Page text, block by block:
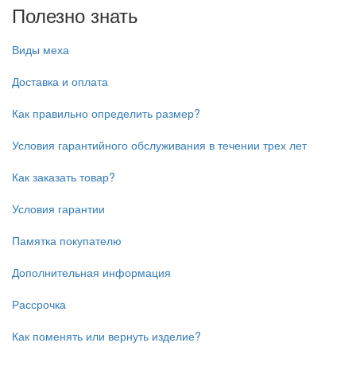
Полезно знать
Виды меха
Доставка и оплата
Как правильно определить размер?
Условия гарантийного обслуживания в течении трех лет
Как заказать товар?
Условия гарантии
Памятка покупателю
Дополнительная информация
Рассрочка
Как поменять или вернуть изделие?